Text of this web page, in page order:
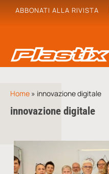
ABBONATI ALLA RIVISTA
Home » innovazione digitale
innovazione digitale